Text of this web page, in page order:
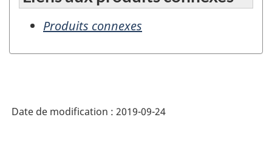
Produits connexes
Date de modification : 2019-09-24